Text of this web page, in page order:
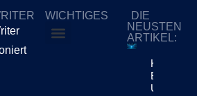
WICHTIGES
DIE
NEUSTEN
ARTIKEL:
KI-
Bewegt